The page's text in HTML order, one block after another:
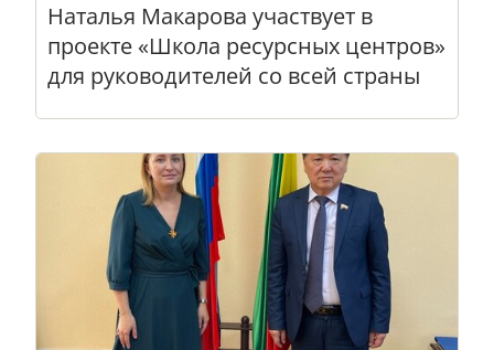
Наталья Макарова участвует в
проекте «Школа ресурсных центров»
для руководителей со всей страны